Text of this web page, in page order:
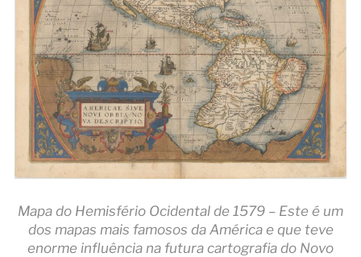
Mapa do Hemisfério Ocidental de 1579 – Este é um
dos mapas mais famosos da América e que teve
enorme influência na futura cartografia do Novo